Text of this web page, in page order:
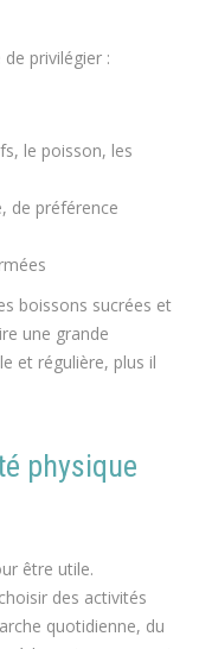
privilégier :
le poisson, les
de préférence
boissons sucrées et
une grande
et régulière, plus il
physique
être utile.
des activités
quotidienne, du